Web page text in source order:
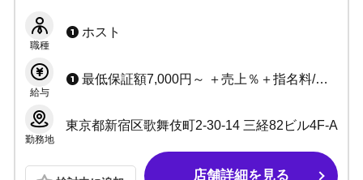
他県・遠方の方も大歓迎！
職種
ホスト
給与
最低保証額7,000円～ ＋売上％＋指名料/同伴料＋各種賞金
勤務地
東京都新宿区歌舞伎町2-30-14 三経82ビル4F-A
店舗詳細を見る